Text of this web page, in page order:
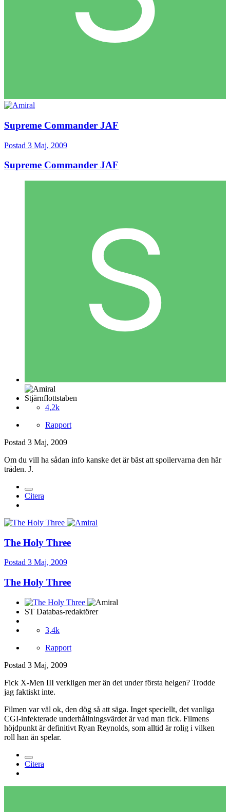
Supreme Commander JAF
Postad 3 Maj, 2009
Supreme Commander JAF
Stjärnflottstaben
4,2k
Rapport
Postad 3 Maj, 2009
Om du vill ha sådan info kanske det är bäst att spoilervarna den här
tråden. J.
Citera
The Holy Three
Postad 3 Maj, 2009
The Holy Three
ST Databas-redaktörer
3,4k
Rapport
Postad 3 Maj, 2009
Fick X-Men III verkligen mer än det under första helgen? Trodde
jag faktiskt inte.
Filmen var väl ok, den dög så att säga. Inget speciellt, det vanliga
CGI-infekterade underhållningsvärdet är vad man fick. Filmens
höjdpunkt är definitivt Ryan Reynolds, som alltid är rolig i vilken
roll han än spelar.
Citera